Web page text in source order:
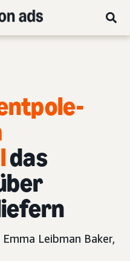
das
Leibman Baker,